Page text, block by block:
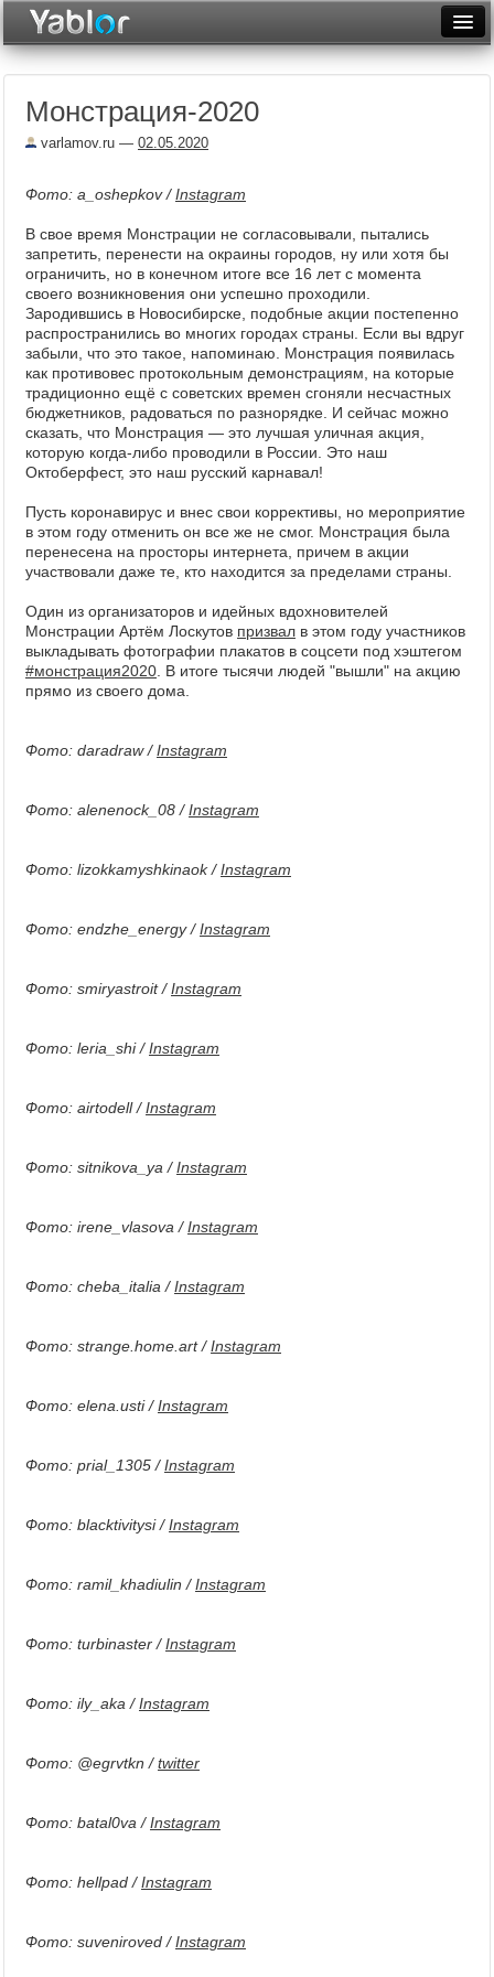
Неделя
Рейтинги
Архив
Видеотоп
Монстрация-2020
varlamov.ru — 02.05.2020
Фото: a_oshepkov /Instagram
В свое время Монстрации не согласовывали, пытались
запретить, перенести на окраины городов, ну или хотя бы
ограничить, но в конечном итоге все 16 лет с момента
своего возникновения они успешно проходили.
Зародившись в Новосибирске, подобные акции постепенно
распространились во многих городах страны. Если вы вдруг
забыли, что это такое, напоминаю. Монстрация появилась
как противовес протокольным демонстрациям, на которые
традиционно ещё с советских времен сгоняли несчастных
бюджетников, радоваться по разнорядке. И сейчас можно
сказать, что Монстрация — это лучшая уличная акция,
которую когда-либо проводили в России. Это наш
Октоберфест, это наш русский карнавал!
Пусть коронавирус и внес свои коррективы, но мероприятие
в этом году отменить он все же не смог. Монстрация была
перенесена на просторы интернета, причем в акции
участвовали даже те, кто находится за пределами страны.
Один из организаторов и идейных вдохновителей
Монстрации Артём Лоскутов призвал в этом году участников
выкладывать фотографии плакатов в соцсети под хэштегом
#монстрация2020 . В итоге тысячи людей "вышли" на акцию
прямо из своего дома.
Фото: daradraw /Instagram
Фото: alenenock_08 /Instagram
Фото: lizokkamyshkinaok /Instagram
Фото: endzhe_energy /Instagram
Фото: smiryastroit /Instagram
Фото: leria_shi /Instagram
Фото: airtodell /Instagram
Фото: sitnikova_ya /Instagram
Фото: irene_vlasova /Instagram
Фото: cheba_italia /Instagram
Фото: strange.home.art /Instagram
Фото: elena.usti /Instagram
Фото: prial_1305 /Instagram
Фото: blacktivitysi /Instagram
Фото: ramil_khadiulin /Instagram
Фото: turbinaster /Instagram
Фото: ily_aka /Instagram
Фото: @egrvtkn /twitter
Фото: batal0va /Instagram
Фото: hellpad /Instagram
Фото: suveniroved /Instagram